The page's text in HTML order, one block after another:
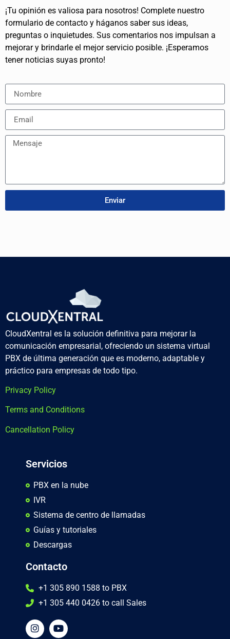
¡Tu opinión es valiosa para nosotros! Complete nuestro
formulario de contacto y háganos saber sus ideas,
preguntas o inquietudes. Sus comentarios nos impulsan a
mejorar y brindarle el mejor servicio posible. ¡Esperamos
tener noticias suyas pronto!
Enviar
CloudXentral es la solución definitiva para mejorar la
comunicación empresarial, ofreciendo un sistema virtual
PBX de última generación que es moderno, adaptable y
práctico para empresas de todo tipo.
Privacy Policy
Terms and Conditions
Cancellation Policy
Servicios
PBX en la nube
IVR
Sistema de centro de llamadas
Guías y tutoriales
Descargas
Contacto
+1 305 890 1588 to PBX
+1 305 440 0426 to call Sales